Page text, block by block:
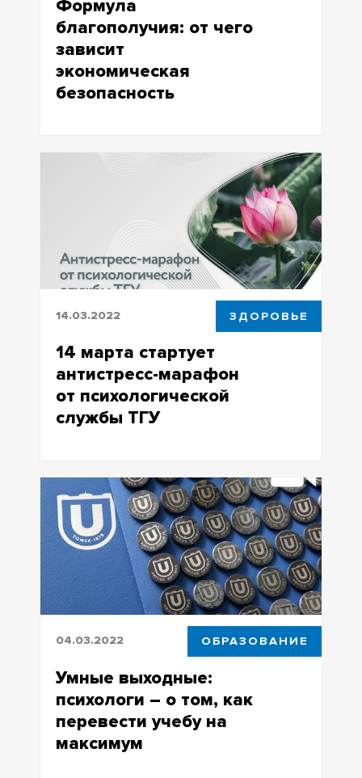
Формула
благополучия: от чего
зависит
экономическая
безопасность
зависит экономическая безопасность
14.03.2022 ЗДОРОВЬЕ
14 марта стартует
антистресс-марафон
от психологической
службы ТГУ
от психологической службы ТГУ
04.03.2022 ОБРАЗОВАНИЕ
Умные выходные:
психологи – о том, как
перевести учебу на
максимум